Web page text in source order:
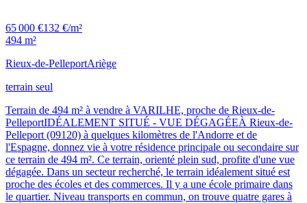
65 000 €132 €/m²
494 m²
Rieux-de-PelleportAriège
terrain seul
Terrain de 494 m² à vendre à VARILHE, proche de Rieux-de-
PelleportIDÉALEMENT SITUÉ - VUE DÉGAGÉEÀ Rieux-de-
Pelleport (09120) à quelques kilomètres de l'Andorre et de
l'Espagne, donnez vie à votre résidence principale ou secondaire sur
ce terrain de 494 m². Ce terrain, orienté plein sud, profite d'une vue
dégagée. Dans un secteur recherché, le terrain idéalement situé est
proche des écoles et des commerces. Il y a une école primaire dans
le quartier. Niveau transports en commun, on trouve quatre gares à